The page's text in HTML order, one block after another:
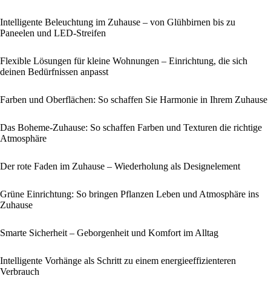
Intelligente Beleuchtung im Zuhause – von Glühbirnen bis zu
Paneelen und LED‑Streifen
Flexible Lösungen für kleine Wohnungen – Einrichtung, die sich
deinen Bedürfnissen anpasst
Farben und Oberflächen: So schaffen Sie Harmonie in Ihrem Zuhause
Das Boheme-Zuhause: So schaffen Farben und Texturen die richtige
Atmosphäre
Der rote Faden im Zuhause – Wiederholung als Designelement
Grüne Einrichtung: So bringen Pflanzen Leben und Atmosphäre ins
Zuhause
Smarte Sicherheit – Geborgenheit und Komfort im Alltag
Intelligente Vorhänge als Schritt zu einem energieeffizienteren
Verbrauch